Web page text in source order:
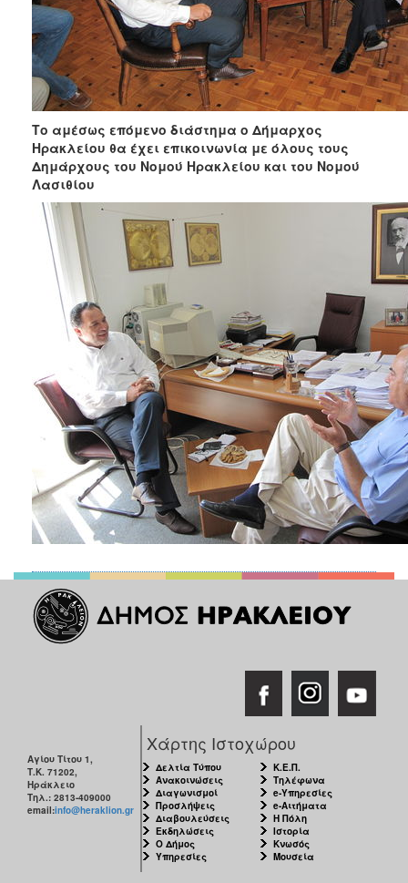
Το αμέσως επόμενο διάστημα ο Δήμαρχος
Ηρακλείου θα έχει επικοινωνία με όλους τους
Δημάρχους του Νομού Ηρακλείου και του Νομού
Λασιθίου
Αγίου Τίτου 1,
Τ.Κ. 71202,
Ηράκλειο
Τηλ.: 2813-409000
email:info@heraklion.gr
Χάρτης Ιστοχώρου
Δελτία Τύπου
Ανακοινώσεις
Διαγωνισμοί
Προσλήψεις
Διαβουλεύσεις
Εκδηλώσεις
Ο Δήμος
Υπηρεσίες
Κ.Ε.Π.
Τηλέφωνα
e-Υπηρεσίες
e-Αιτήματα
Η Πόλη
Ιστορία
Κνωσός
Μουσεία